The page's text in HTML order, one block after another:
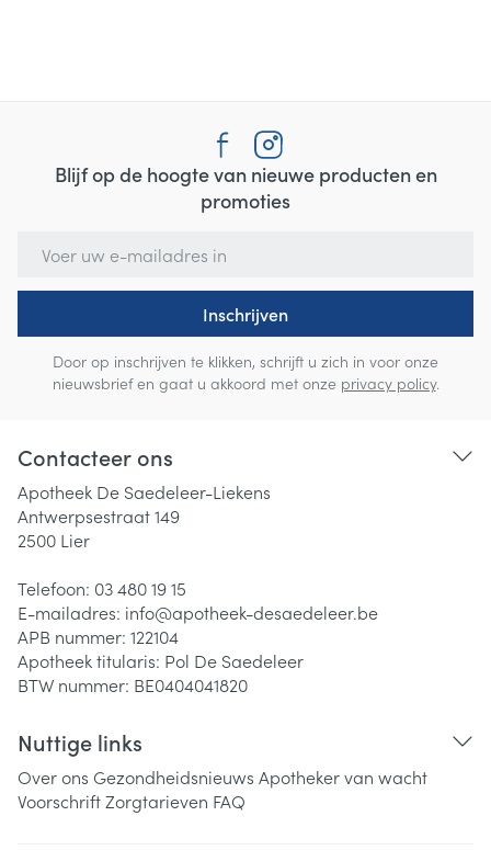
Blijf op de hoogte van nieuwe producten en
promoties
Inschrijven
Door op inschrijven te klikken, schrijft u zich in voor onze
nieuwsbrief en gaat u akkoord met onze privacy policy.
Contacteer ons
Apotheek De Saedeleer-Liekens
Antwerpsestraat 149
2500 Lier
Telefoon: 03 480 19 15
E-mailadres: info@apotheek-desaedeleer.be
APB nummer: 122104
Apotheek titularis: Pol De Saedeleer
BTW nummer: BE0404041820
Nuttige links
Over ons Gezondheidsnieuws Apotheker van wacht
VoorschriftZorgtarieven FAQ